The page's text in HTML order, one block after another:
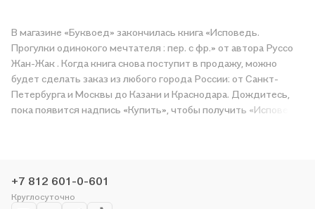
В магазине «Буквоед» закончилась книга «Исповедь.
Прогулки одинокого мечтателя : пер. с фр.» от автора Руссо
Жан-Жак . Когда книга снова поступит в продажу, можно
будет сделать заказ из любого города России: от Санкт-
Петербурга и Москвы до Казани и Краснодара. Дождитесь,
пока появится надпись «Купить», чтобы получить «Исповедь.
проводим акции. Оставайтесь с нами, чтобы не упустить
выгоду!
+7 812 601-0-601
Круглосуточно